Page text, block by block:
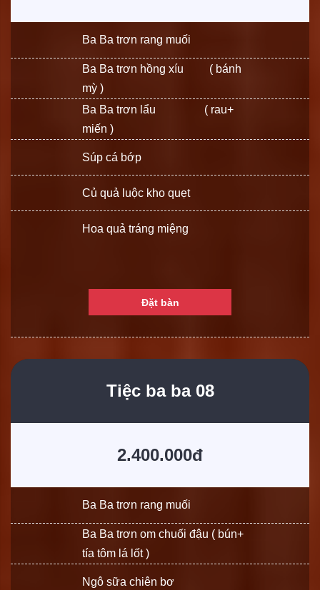
Ba Ba trơn rang muối
Ba Ba trơn hồng xíu ( bánh
mỳ )
Ba Ba trơn lẩu ( rau+
miến )
Súp cá bớp
Củ quả luộc kho quẹt
Hoa quả tráng miệng
Đặt bàn
Tiệc ba ba 08
2.400.000đ
Ba Ba trơn rang muối
Ba Ba trơn om chuối đậu ( bún+
tía tôm lá lốt )
Ngô sữa chiên bơ